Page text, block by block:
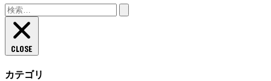
検
索:
CLOSE
カテゴリ